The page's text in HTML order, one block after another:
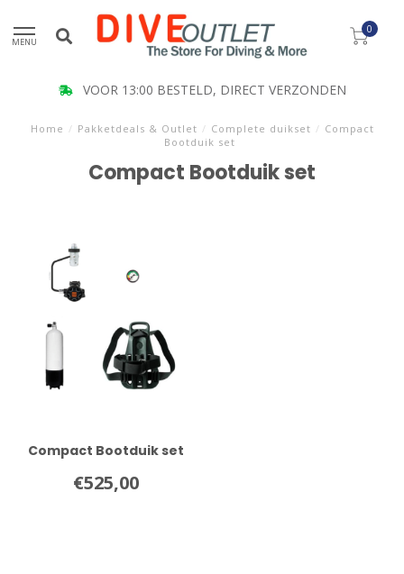
MENU
0
VOOR 13:00 BESTELD, DIRECT VERZONDEN
Home / Pakketdeals & Outlet / Complete duikset / Compact
Bootduik set
Compact Bootduik set
Compact Bootduik set
€525,00